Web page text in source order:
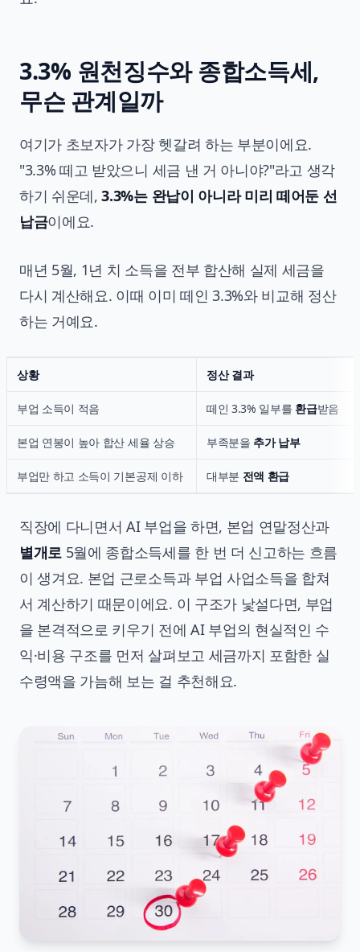
3.3% 원천징수와 종합소득세,
무슨 관계일까
여기가 초보자가 가장 헷갈려 하는 부분이에요.
"3.3% 떼고 받았으니 세금 낸 거 아니야?"라고 생각
하기 쉬운데,3.3%는 완납이 아니라 미리 떼어둔 선
납금이에요.
매년 5월, 1년 치 소득을 전부 합산해 실제 세금을
다시 계산해요. 이때 이미 떼인 3.3%와 비교해 정산
하는 거예요.
상황 정산 결과
부업 소득이 적음 떼인 3.3% 일부를 환급받음
본업 연봉이 높아 합산 세율 상승 부족분을 추가 납부
부업만 하고 소득이 기본공제 이하 대부분 전액 환급
직장에 다니면서 AI 부업을 하면, 본업 연말정산과
별개로 5월에 종합소득세를 한 번 더 신고하는 흐름
이 생겨요. 본업 근로소득과 부업 사업소득을 합쳐
서 계산하기 때문이에요. 이 구조가 낯설다면, 부업
을 본격적으로 키우기 전에AI 부업의 현실적인 수
익·비용 구조를 먼저 살펴보고 세금까지 포함한 실
수령액을 가늠해 보는 걸 추천해요.